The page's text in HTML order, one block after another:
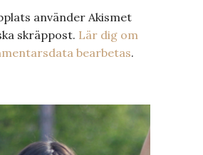
använder Akismet
skräppost. Lär dig om
bearbetas.